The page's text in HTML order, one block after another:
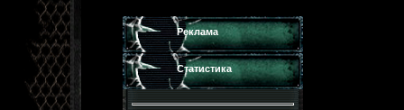
Реклама
Статистика